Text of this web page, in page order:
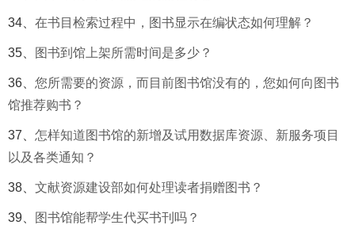
34、 在书目检索过程中，图书显示在编状态如何理解？
35、 图书到馆上架所需时间是多少？
36、 您所需要的资源，而目前图书馆没有的，您如何向图书
馆推荐购书？
37、 怎样知道图书馆的新增及试用数据库资源、新服务项目
以及各类通知？
38、 文献资源建设部如何处理读者捐赠图书？
39、 图书馆能帮学生代买书刊吗？